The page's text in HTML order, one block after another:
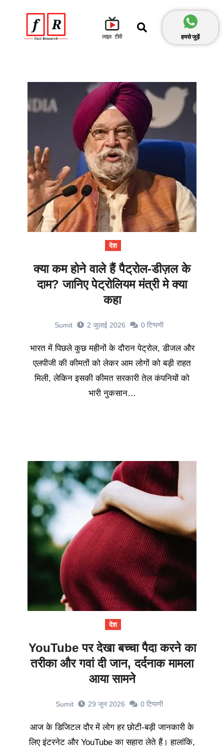
लाइव टीवी हमसे जुड़ें
देश
क्या कम होने वाले हैं पैट्रोल-डीज़ल के
दाम? जानिए पेट्रोलियम मंत्री मे क्या
कहा
Sumit 2 जुलाई 2026 0 टिप्पणी
भारत में पिछले कुछ महीनों के दौरान पेट्रोल, डीजल और
एलपीजी की कीमतों को लेकर आम लोगों को बड़ी राहत
मिली, लेकिन इसकी कीमत सरकारी तेल कंपनियों को
भारी नुकसान…
देश
YouTube पर देखा बच्चा पैदा करने का
तरीका और गवां दी जान, दर्दनाक मामला
आया सामने
Sumit 29 जून 2026 0 टिप्पणी
आज के डिजिटल दौर में लोग हर छोटी-बड़ी जानकारी के
लिए इंटरनेट और YouTube का सहारा लेते हैं। हालांकि,